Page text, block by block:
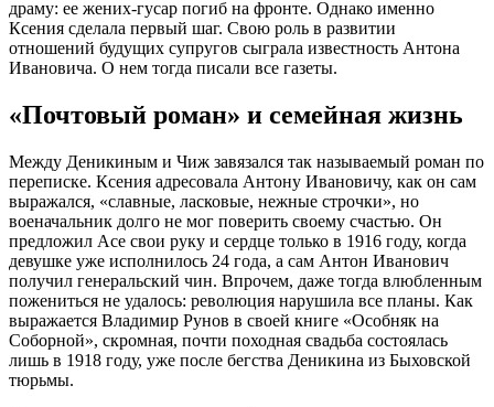
драму: ее жених-гусар погиб на фронте. Однако именно
Ксения сделала первый шаг. Свою роль в развитии
отношений будущих супругов сыграла известность Антона
Ивановича. О нем тогда писали все газеты.
«Почтовый роман» и семейная жизнь
Между Деникиным и Чиж завязался так называемый роман по
переписке. Ксения адресовала Антону Ивановичу, как он сам
выражался, «славные, ласковые, нежные строчки», но
военачальник долго не мог поверить своему счастью. Он
предложил Асе свои руку и сердце только в 1916 году, когда
девушке уже исполнилось 24 года, а сам Антон Иванович
получил генеральский чин. Впрочем, даже тогда влюбленным
пожениться не удалось: революция нарушила все планы. Как
выражается Владимир Рунов в своей книге «Особняк на
Соборной», скромная, почти походная свадьба состоялась
лишь в 1918 году, уже после бегства Деникина из Быховской
тюрьмы.